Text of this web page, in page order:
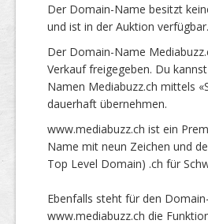
Der Domain-Name besitzt
und ist in der Auktion verfügbar.
Der Domain-Name
Verkauf freigegeben. Du
Namen Mediabuzz.ch mittels
dauerhaft übernehmen.
www.mediabuzz.ch ist ein
Name mit neun Zeichen und
Top Level Domain) .ch für
Ebenfalls steht für den
www.mediabuzz.ch die